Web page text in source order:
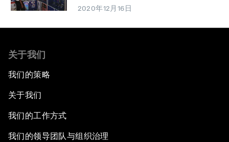
2020年12月16日
关于我们
我们的策略
关于我们
我们的工作方式
我们的领导团队与组织治理